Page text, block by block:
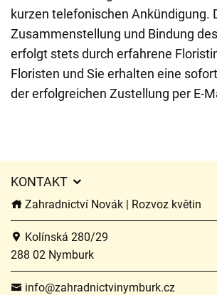
kurzen telefonischen Ankündigung.
Zusammenstellung und Bindung
erfolgt stets durch erfahrene
Floristen und Sie erhalten eine
der erfolgreichen Zustellung per E-
KONTAKT
Zahradnictví Novák | Rozvoz květin
Kolínská 280/29
288 02 Nymburk
info@zahradnictvinymburk.cz